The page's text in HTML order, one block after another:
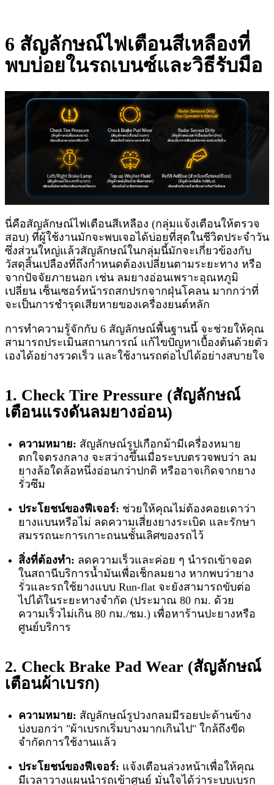
6 สัญลักษณ์ไฟเตือนสีเหลืองที่
พบบ่อยในรถเบนซ์และวิธีรับมือ
นี่คือสัญลักษณ์ไฟเตือนสีเหลือง (กลุ่มแจ้งเตือนให้ตรวจ
สอบ) ที่ผู้ใช้งานมักจะพบเจอได้บ่อยที่สุดในชีวิตประจำวัน
ซึ่งส่วนใหญ่แล้วสัญลักษณ์ในกลุ่มนี้มักจะเกี่ยวข้องกับ
วัสดุสิ้นเปลืองที่ถึงกำหนดต้องเปลี่ยนตามระยะทาง หรือ
จากปัจจัยภายนอก เช่น ลมยางอ่อนเพราะอุณหภูมิ
เปลี่ยน เซ็นเซอร์หน้ารถสกปรกจากฝุ่นโคลน มากกว่าที่
จะเป็นการชำรุดเสียหายของเครื่องยนต์หลัก
การทำความรู้จักกับ 6 สัญลักษณ์พื้นฐานนี้ จะช่วยให้คุณ
สามารถประเมินสถานการณ์ แก้ไขปัญหาเบื้องต้นด้วยตัว
เองได้อย่างรวดเร็ว และใช้งานรถต่อไปได้อย่างสบายใจ
1. Check Tire Pressure (สัญลักษณ์
เตือนแรงดันลมยางอ่อน)
ความหมาย: สัญลักษณ์รูปเกือกม้ามีเครื่องหมาย
ตกใจตรงกลาง จะสว่างขึ้นเมื่อระบบตรวจพบว่า ลม
ยางล้อใดล้อหนึ่งอ่อนกว่าปกติ หรืออาจเกิดจากยาง
รั่วซึม
ประโยชน์ของฟีเจอร์: ช่วยให้คุณไม่ต้องคอยเดาว่า
ยางแบนหรือไม่ ลดความเสี่ยงยางระเบิด และรักษา
สมรรถนะการเกาะถนนชั้นเลิศของรถไว้
สิ่งที่ต้องทำ: ลดความเร็วและค่อย ๆ นำรถเข้าจอด
ในสถานีบริการน้ำมันเพื่อเช็กลมยาง หากพบว่ายาง
รั่วและรถใช้ยางแบบ Run-flat จะยังสามารถขับต่อ
ไปได้ในระยะทางจำกัด (ประมาณ 80 กม. ด้วย
ความเร็วไม่เกิน 80 กม./ชม.) เพื่อหาร้านปะยางหรือ
ศูนย์บริการ
2. Check Brake Pad Wear (สัญลักษณ์
เตือนผ้าเบรก)
ความหมาย: สัญลักษณ์รูปวงกลมมีรอยปะด้านข้าง
บ่งบอกว่า "ผ้าเบรกเริ่มบางมากเกินไป" ใกล้ถึงขีด
จำกัดการใช้งานแล้ว
ประโยชน์ของฟีเจอร์: แจ้งเตือนล่วงหน้าเพื่อให้คุณ
มีเวลาวางแผนนำรถเข้าศูนย์ มั่นใจได้ว่าระบบเบรก